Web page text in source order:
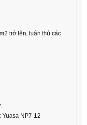
trở lên, tuân thủ các
Yuasa NP7-12